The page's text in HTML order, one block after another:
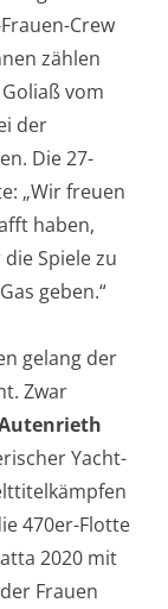
Crew
zählen
vom
der
Die 27-
„Wir freuen
haben,
Spiele zu
geben.“
gelang der
Zwar
Yacht-
470er-Flotte
2020 mit
Frauen